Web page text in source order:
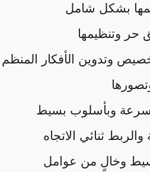
بشكل شامل
حر وتنظيمها
وتدوين الأفكار المنظم
وبأسلوب بسيط
ثنائي الاتجاه
وخالٍ من عوامل